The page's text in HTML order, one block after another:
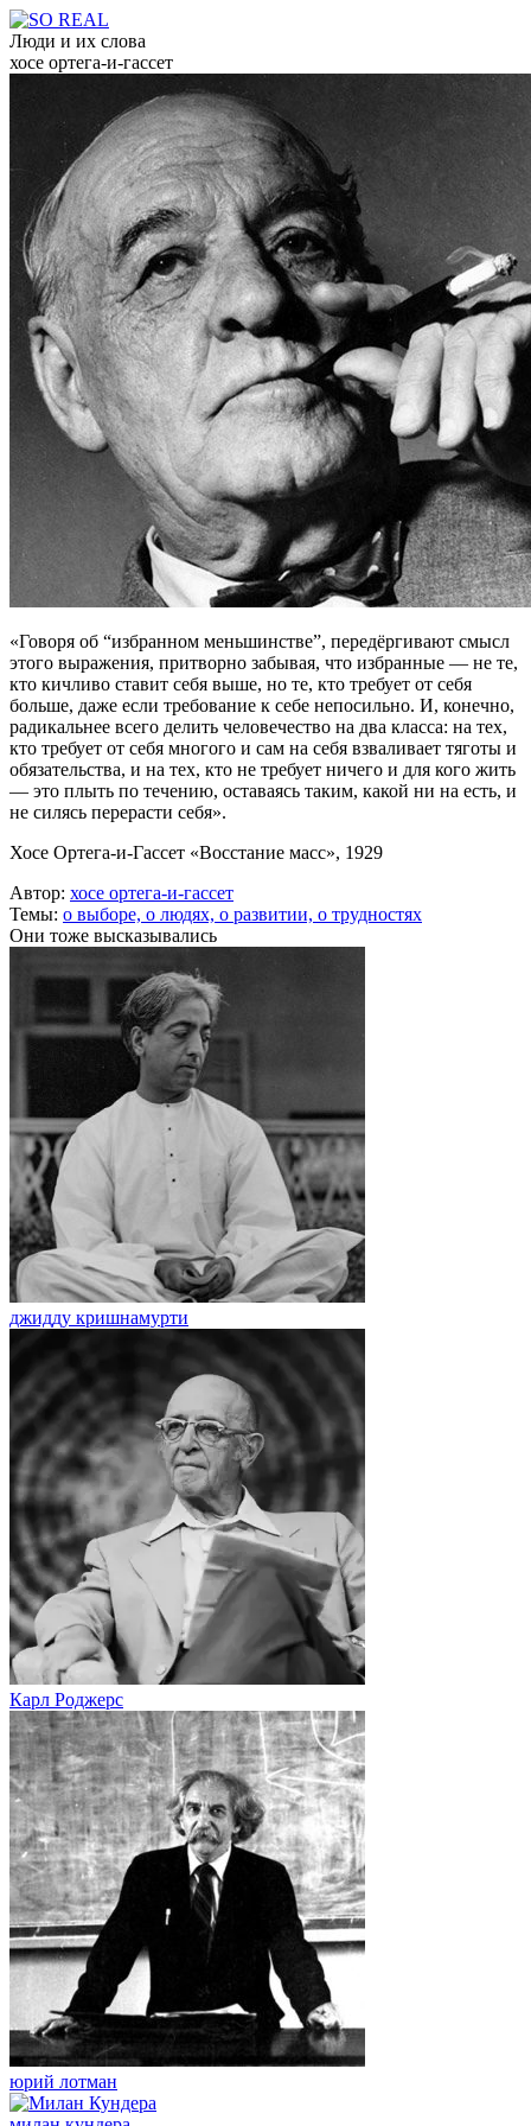
Люди и их слова
хосе ортега-и-гассет
«Говоря об “избранном меньшинстве”, передёргивают смысл
этого выражения, притворно забывая, что избранные — не те,
кто кичливо ставит себя выше, но те, кто требует от себя
больше, даже если требование к себе непосильно. И, конечно,
радикальнее всего делить человечество на два класса: на тех,
кто требует от себя многого и сам на себя взваливает тяготы и
обязательства, и на тех, кто не требует ничего и для кого жить
— это плыть по течению, оставаясь таким, какой ни на есть, и
не силясь перерасти себя».
Хосе Ортега-и-Гассет «Восстание масс», 1929
Автор: хосе ортега-и-гассет
Темы: о выборе, о людях, о развитии, о трудностях
Они тоже высказывались
джидду кришнамурти
Карл Роджерс
юрий лотман